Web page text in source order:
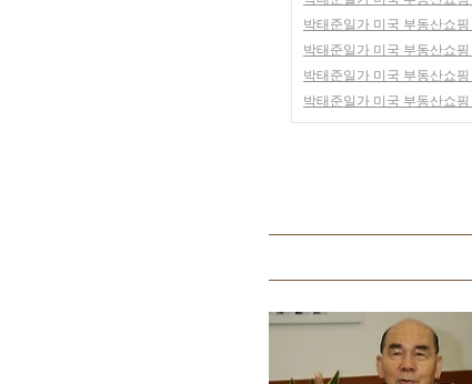
박태준일가 미국 부동산쇼
박태준일가 미국 부동산쇼
박태준일가 미국 부동산쇼
박태준일가 미국 부동산쇼